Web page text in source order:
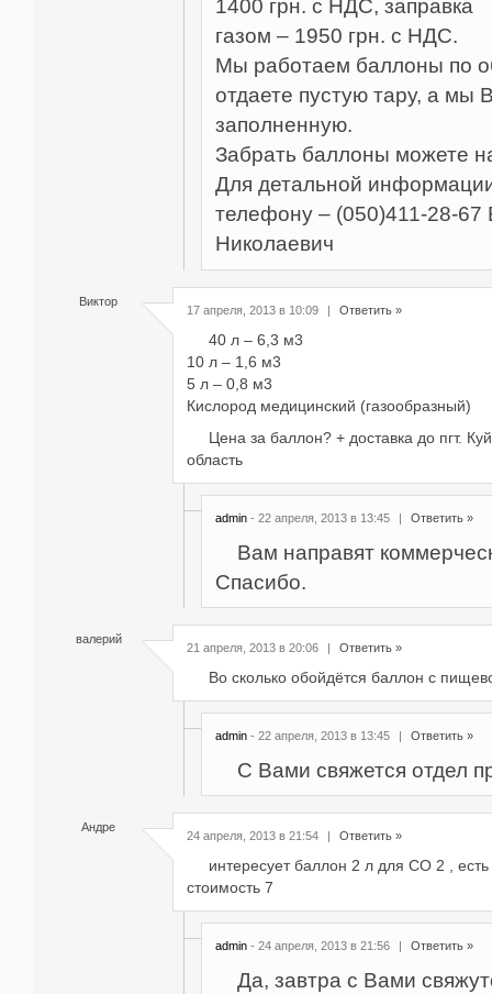
1400 грн. с НДС, заправка
газом – 1950 грн. с НДС.
Мы работаем баллоны по
отдаете пустую тару, а мы
заполненную.
Забрать баллоны можете
Для детальной
телефону – (050)411-28-67
Николаевич
Виктор
17 апреля, 2013 в 10:09 | Ответить »
40 л – 6,3 м3
10 л – 1,6 м3
5 л – 0,8 м3
Кислород медицинский (газообразный)
Цена за баллон? + доставка до пгт.
область
admin - 22 апреля, 2013 в 13:45 | Ответить »
Вам направят
Спасибо.
валерий
21 апреля, 2013 в 20:06 Ответить »
Во сколько обойдётся баллон с
admin - 22 апреля, 2013 в 13:45 | Ответить »
С Вами свяжется отдел
Андре
24 апреля, 2013 в 21:54 Ответить »
интересует баллон 2 л для СО 2 ,
стоимость 7
admin - 24 апреля, 2013 в 21:56 | Ответить »
Да, завтра с Вами